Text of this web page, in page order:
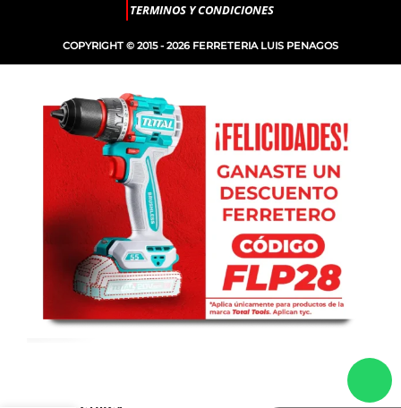
TERMINOS Y CONDICIONES
COPYRIGHT © 2015 - 2026 FERRETERIA LUIS PENAGOS